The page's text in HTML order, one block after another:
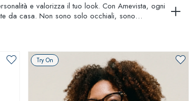
e valorizza il tuo look. Con Amevista, ogni
da casa. Non sono solo occhiali, sono
Try On